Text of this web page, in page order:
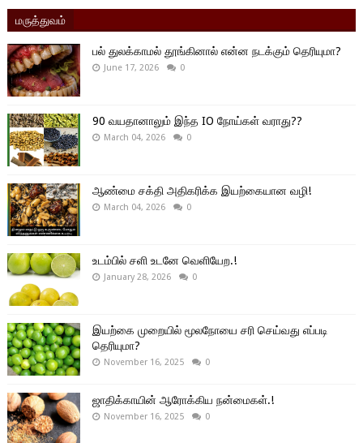
மருத்துவம்
பல் துலக்காமல் தூங்கினால் என்ன நடக்கும் தெரியுமா?
June 17, 2026 0
90 வயதானாலும் இந்த IO நோய்கள் வராது??
March 04, 2026 0
ஆண்மை சக்தி அதிகரிக்க இயற்கையான வழி!
March 04, 2026 0
உடம்பில் சளி உடனே வெளியேற.!
January 28, 2026 0
இயற்கை முறையில் மூலநோயை சரி செய்வது எப்படி
தெரியுமா?
November 16, 2025 0
ஜாதிக்காயின் ஆரோக்கிய நன்மைகள்.!
November 16, 2025 0